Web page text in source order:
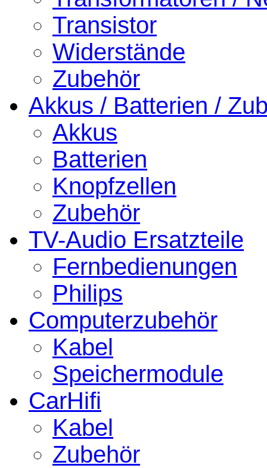
Transistor
Widerstände
Zubehör
Akkus / Batterien /
Akkus
Batterien
Knopfzellen
Zubehör
TV-Audio Ersatzteile
Fernbedienungen
Philips
Computerzubehör
Kabel
Speichermodule
CarHifi
Kabel
Zubehör